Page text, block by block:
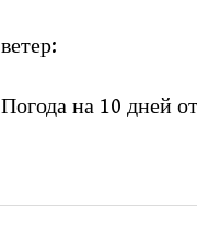
ветер:
Погода на 10 дней от